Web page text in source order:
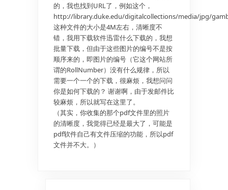
的，我也找到URL了，例如这个，
http://library.duke.edu/digitalcollections/media/jpg/
这种文件的大小是4M左右，清晰度不
错，我用下载软件迅雷什么下载的，我想
批量下载，但由于这些图片的编号不是按
顺序来的，即图片的编号（它这个网站所
谓的RollNumber）没有什么规律，所以
需要一个一个的下载，很麻烦，我想问问
你是如何下载的？ 谢谢啊，由于发邮件比
较麻烦，所以就写在这里了。
（其实，你收集的那个pdf文件里的照片
的清晰度，我觉得已经是最大了，可能是
pdf软件自己有文件压缩的功能，所以pdf
文件并不大。）